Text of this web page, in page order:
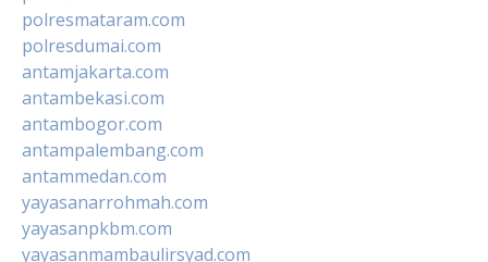
polresmataram.com
polresdumai.com
antamjakarta.com
antambekasi.com
antambogor.com
antampalembang.com
antammedan.com
yayasanarrohmah.com
yayasanpkbm.com
yayasanmambaulirsyad.com